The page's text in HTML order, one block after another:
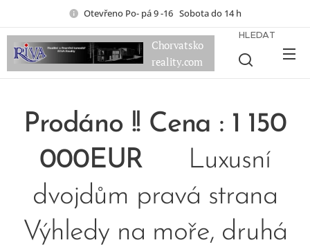
Otevřeno Po- pá 9 -16 Sobota do 14 h
Chorvatsko
reality.com
HLEDAT
Prodáno !! Cena : 1 150
000EUR
Luxusní
dvojdům pravá strana
Výhledy na moře, druhá